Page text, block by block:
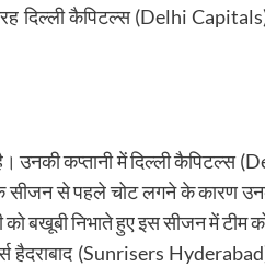
दिल्ली कैपिटल्स (Delhi
उनकी कप्तानी में दिल्ली कैपिटल्स
सीजन से पहले चोट लगने के कारण
बखूबी निभाते हुए इस सीजन में टीम
हैदराबाद (Sunrisers